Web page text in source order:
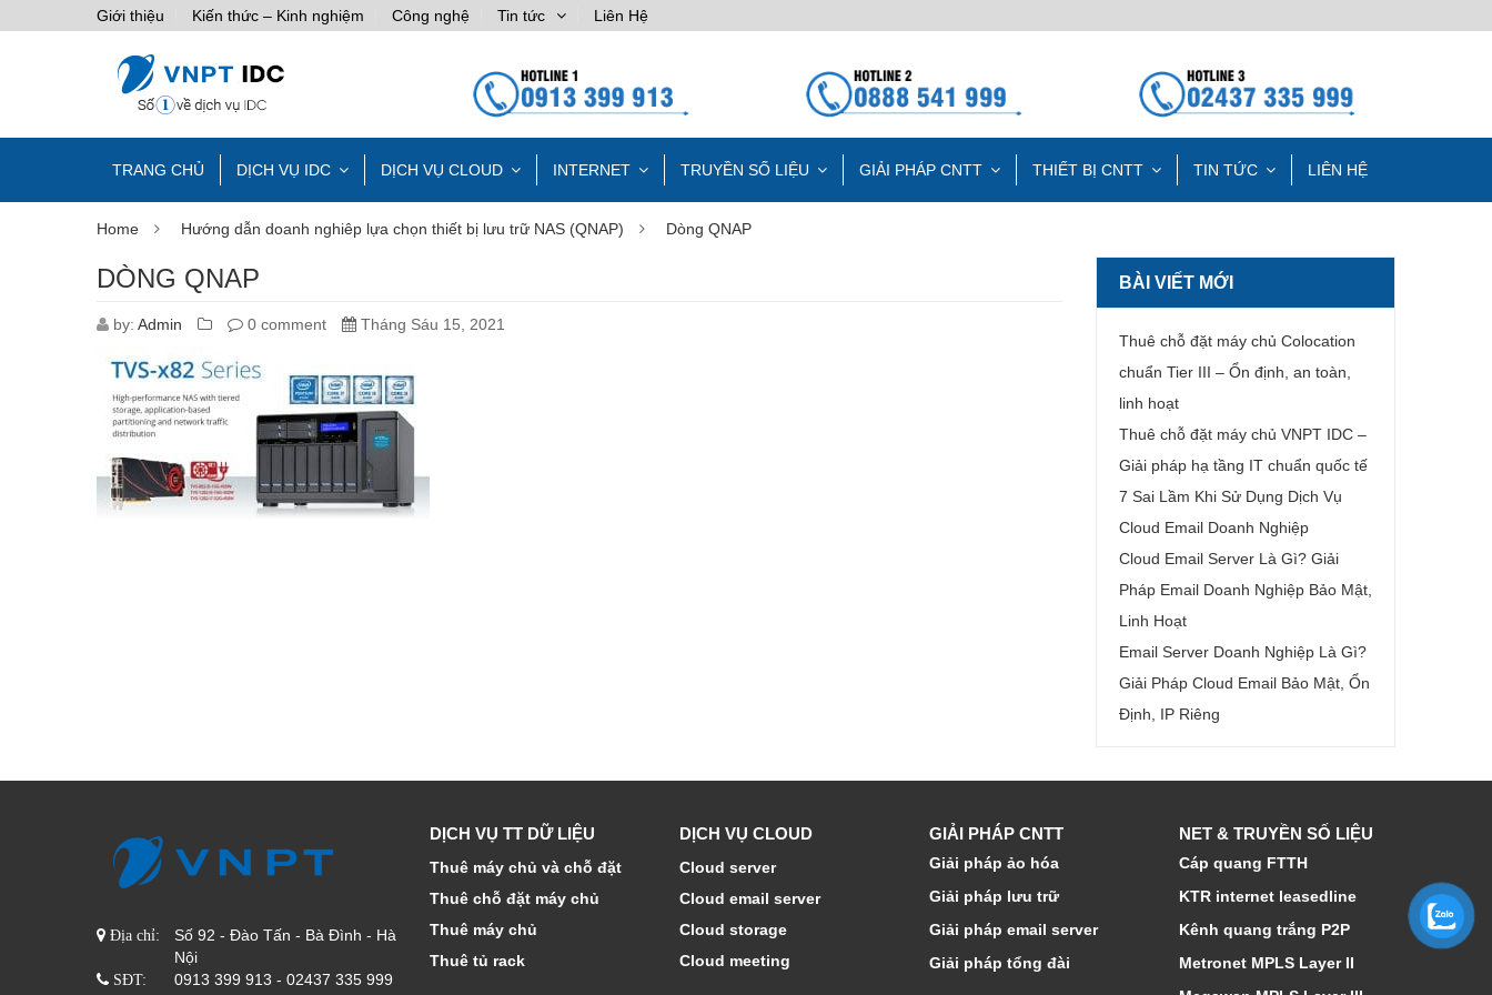
Giới thiệu Kiến thức – Kinh nghiệm Công nghệ Tin tức Liên Hệ
TRANG CHỦ DỊCH VỤ IDC DỊCH VỤ CLOUD INTERNET TRUYỀN SỐ LIỆU GIẢI PHÁP CNTT THIẾT BỊ CNTT TIN TỨC LIÊN HỆ
Home Hướng dẫn doanh nghiêp lựa chọn thiết bị lưu trữ NAS (QNAP) Dòng QNAP
DÒNG QNAP
by: Admin 0 comment Tháng Sáu 15, 2021
BÀI VIẾT MỚI
Thuê chỗ đặt máy chủ Colocation
chuẩn Tier III – Ổn định, an toàn,
linh hoạt
Thuê chỗ đặt máy chủ VNPT IDC –
Giải pháp hạ tầng IT chuẩn quốc tế
7 Sai Lầm Khi Sử Dụng Dịch Vụ
Cloud Email Doanh Nghiệp
Cloud Email Server Là Gì? Giải
Pháp Email Doanh Nghiệp Bảo Mật,
Linh Hoạt
Email Server Doanh Nghiệp Là Gì?
Giải Pháp Cloud Email Bảo Mật, Ổn
Định, IP Riêng
Địa chỉ:
Số 92 - Đào Tấn - Bà Đình - Hà
Nội
SĐT: 0913 399 913 - 02437 335 999
DỊCH VỤ TT DỮ LIỆU
Thuê máy chủ và chỗ đặt
Thuê chỗ đặt máy chủ
Thuê máy chủ
Thuê tủ rack
DỊCH VỤ CLOUD
Cloud server
Cloud email server
Cloud storage
Cloud meeting
GIẢI PHÁP CNTT
Giải pháp ảo hóa
Giải pháp lưu trữ
Giải pháp email server
Giải pháp tổng đài
NET & TRUYỀN SỐ LIỆU
Cáp quang FTTH
KTR internet leasedline
Kênh quang trắng P2P
Metronet MPLS Layer II